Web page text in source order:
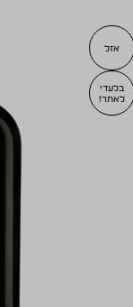
אזל
בלעדי
לאתר!